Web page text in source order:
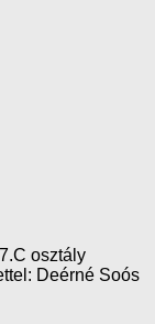
osztály
Deérné Soós